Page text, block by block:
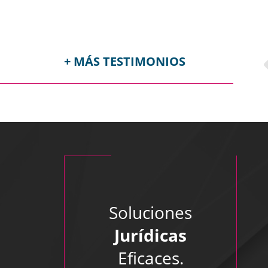
+ MÁS TESTIMONIOS
Soluciones
Jurídicas
Eficaces.